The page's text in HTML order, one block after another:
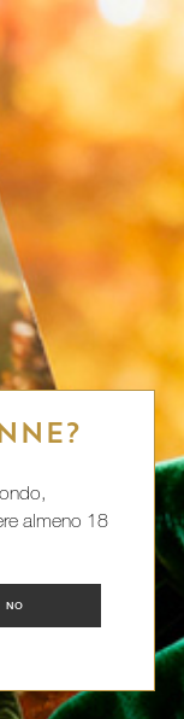
almeno 18
NO